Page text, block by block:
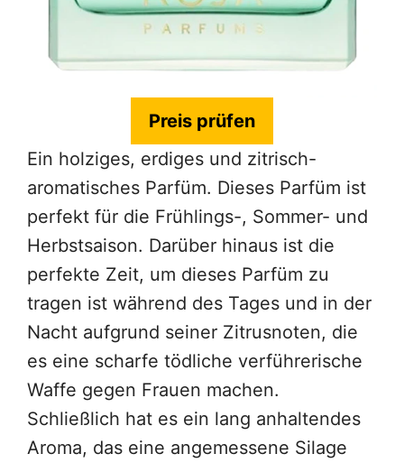
Preis prüfen
Ein holziges, erdiges und zitrisch-
aromatisches Parfüm. Dieses Parfüm ist
perfekt für die Frühlings-, Sommer- und
Herbstsaison. Darüber hinaus ist die
perfekte Zeit, um dieses Parfüm zu
tragen ist während des Tages und in der
Nacht aufgrund seiner Zitrusnoten, die
es eine scharfe tödliche verführerische
Waffe gegen Frauen machen.
Schließlich hat es ein lang anhaltendes
Aroma, das eine angemessene Silage